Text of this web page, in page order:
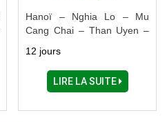
Hanoï – Nghia Lo – Mu
Cang Chai – Than Uyen –
– Ninh Binh - Halong
12 jours
LIRE LA SUITE